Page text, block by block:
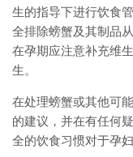
生的指导下进行饮食
全排除螃蟹及其制品
在孕期应注意补充维
生。
在处理螃蟹或其他可
的建议，并在有任何
全的饮食习惯对于孕